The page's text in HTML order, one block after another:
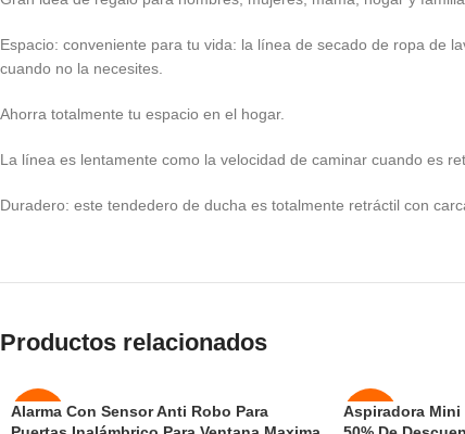
Espacio: conveniente para tu vida: la línea de secado de ropa de
cuando no la necesites.
Ahorra totalmente tu espacio en el hogar.
La línea es lentamente como la velocidad de caminar cuando es
Duradero: este tendedero de ducha es totalmente retráctil con
Productos relacionados
-50%
Alarma Con Sensor Anti Robo Para
-50%
Aspiradora Mini